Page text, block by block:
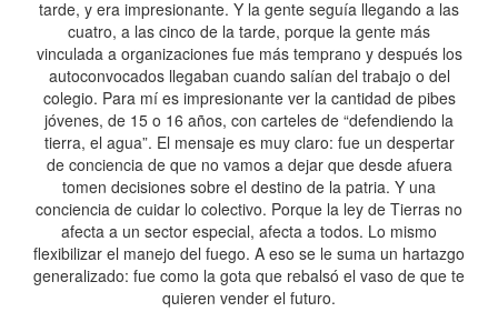
tarde, y era impresionante. Y la gente seguía llegando a las
cuatro, a las cinco de la tarde, porque la gente más
vinculada a organizaciones fue más temprano y después los
autoconvocados llegaban cuando salían del trabajo o del
colegio. Para mí es impresionante ver la cantidad de pibes
jóvenes, de 15 o 16 años, con carteles de “defendiendo la
tierra, el agua”. El mensaje es muy claro: fue un despertar
de conciencia de que no vamos a dejar que desde afuera
tomen decisiones sobre el destino de la patria. Y una
conciencia de cuidar lo colectivo. Porque la ley de Tierras no
afecta a un sector especial, afecta a todos. Lo mismo
flexibilizar el manejo del fuego. A eso se le suma un hartazgo
generalizado: fue como la gota que rebalsó el vaso de que te
quieren vender el futuro.